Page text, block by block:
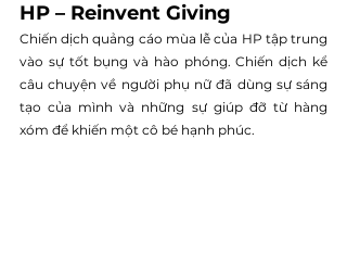
HP – Reinvent Giving
Chiến dịch quảng cáo mùa lễ của HP tập trung
vào sự tốt bụng và hào phóng. Chiến dịch kể
câu chuyện về người phụ nữ đã dùng sự sáng
tạo của mình và những sự giúp đỡ từ hàng
xóm để khiến một cô bé hạnh phúc.